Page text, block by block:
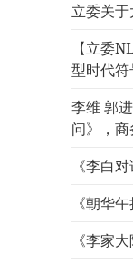
立委关
【立委
型时代符
李维 郭
问》，
《李白对
《朝华
《李家